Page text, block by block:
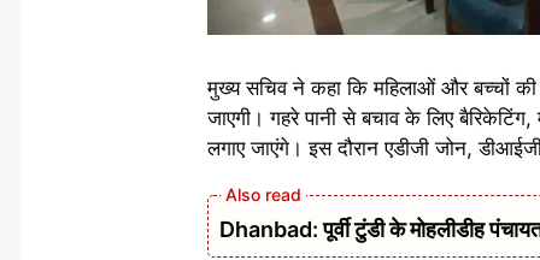
मुख्य सचिव ने कहा कि महिलाओं और बच्चों की
जाएगी। गहरे पानी से बचाव के लिए
लगाए जाएंगे। इस दौरान एडीजी जोन,
Dhanbad: पूर्वी टुंडी के मोहलीडीह